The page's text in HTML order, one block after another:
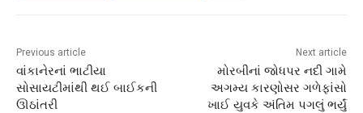
Previous article
વાંકાનેરનાં ભાટીયા
સોસાયટીમાંથી થઈ બાઈકની
ઊઠાંતરી
Next article
મોરબીનાં જોધપર નદી ગામે
અગમ્ય કારણોસર ગળેફાંસો
ખાઈ યુવકે અંતિમ પગલું ભર્યું